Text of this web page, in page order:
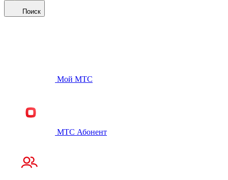
Поиск
Мой МТС
МТС Абонент